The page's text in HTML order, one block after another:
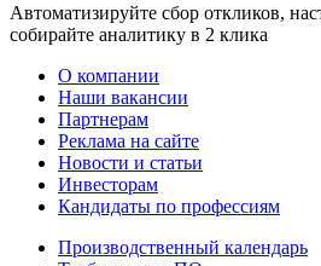
Автоматизируйте сбор откликов,
собирайте аналитику в 2 клика
О компании
Наши вакансии
Партнерам
Реклама на сайте
Новости и статьи
Инвесторам
Кандидаты по профессиям
Производственный календарь